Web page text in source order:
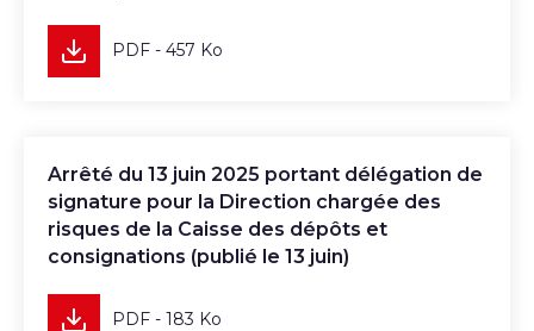
PDF - 457 Ko
Télécharger
Arrêté du 13 juin 2025 portant délégation de
signature pour la Direction chargée des
risques de la Caisse des dépôts et
consignations (publié le 13 juin)
PDF - 183 Ko